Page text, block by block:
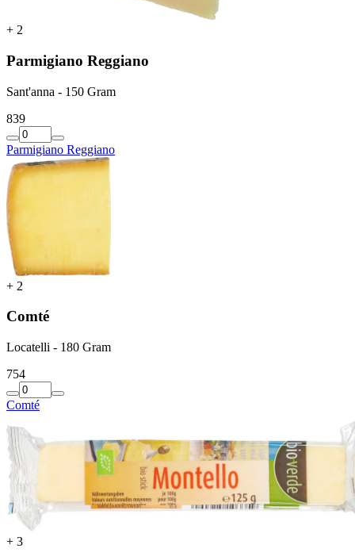
+ 2
Parmigiano Reggiano
Sant'anna - 150 Gram
839
Parmigiano Reggiano
+ 2
Comté
Locatelli - 180 Gram
754
Comté
+ 3